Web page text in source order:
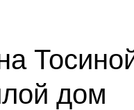
дом